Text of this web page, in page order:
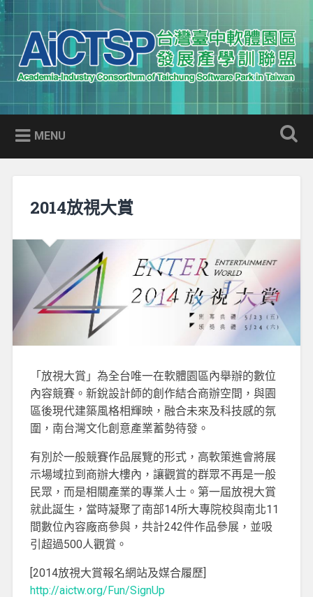
Skip
to
content
Search
AICTSP 台灣臺中軟體園區發展
產學訓聯盟
Academia-Industry Consortium of Taichung Software Park
in Taiwan
MENU
2014放視大賞
「放視大賞」為全台唯一在軟體園區內舉辦的數位
內容競賽。新銳設計師的創作結合商辦空間，與園
區後現代建築風格相輝映，融合未來及科技感的氛
圍，南台灣文化創意產業蓄勢待發。
有別於一般競賽作品展覽的形式，高軟策進會將展
示場域拉到商辦大樓內，讓觀賞的群眾不再是一般
民眾，而是相關產業的專業人士。第一屆放視大賞
就此誕生，當時凝聚了南部14所大專院校與南北11
間數位內容廠商參與，共計242件作品參展，並吸
引超過500人觀賞。
[2014放視大賞報名網站及媒合履歷]
http://aictw.org/Fun/SignUp